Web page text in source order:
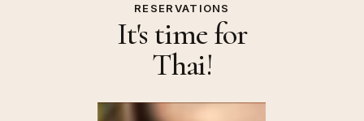
RESERVATIONS
It's time for
Thai!